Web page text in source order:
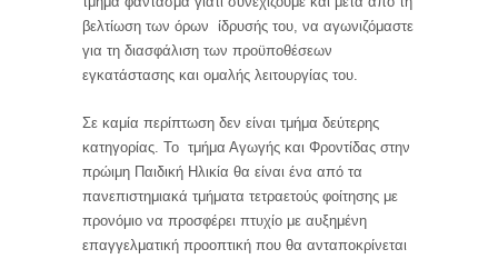
βελτίωση των όρων ίδρυσής του, να αγωνιζόμαστε
για τη διασφάλιση των προϋποθέσεων
εγκατάστασης και ομαλής λειτουργίας του.
Σε καμία περίπτωση δεν είναι τμήμα δεύτερης
κατηγορίας. Το τμήμα Αγωγής και Φροντίδας στην
πρώιμη Παιδική Ηλικία θα είναι ένα από τα
πανεπιστημιακά τμήματα τετραετούς φοίτησης με
προνόμιο να προσφέρει πτυχίο με αυξημένη
επαγγελματική προοπτική που θα ανταποκρίνεται